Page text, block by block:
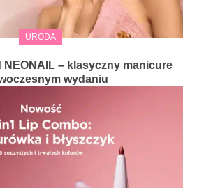
URODA
NEONAIL – klasyczny manicure
wydaniu